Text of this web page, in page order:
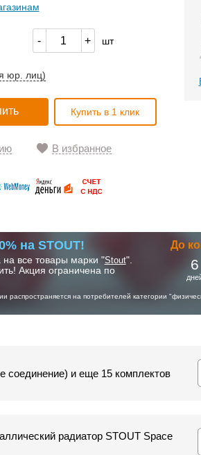
- + шт
юр. лиц)
Купить в 1 клик
В избранное
на STOUT!
на все товары марки "Stout".
Акция ограничена по
До
6
распространяется на потребителей категории
соединение) и еще 15 комплектов
радиатор STOUT Space